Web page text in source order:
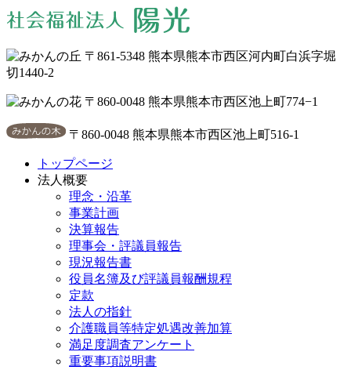
〒861-5348 熊本県熊本市西区河内町白浜字堀
切1440-2
〒860-0048 熊本県熊本市西区池上町774−1
〒860-0048 熊本県熊本市西区池上町516-1
トップページ
法人概要
理念・沿革
事業計画
決算報告
理事会・評議員報告
現況報告書
役員名簿及び評議員報酬規程
定款
法人の指針
介護職員等特定処遇改善加算
満足度調査アンケート
重要事項説明書